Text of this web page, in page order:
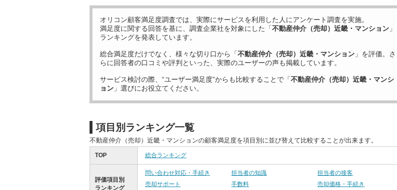
オリコン顧客満足度調査では、実際にサービスを利用した 人にアンケート調査を実施。
満足度に関する回答を基に、調査企業社を対象にした「不動産仲介（売却）近畿・マンション 」
ランキングを発表しています。
総合満足度だけでなく、様々な切り口から「不動産仲介（売却）近畿・マンション 」を評価。さ
らに回答者の口コミや評判といった、実際のユーザーの声も掲載しています。
サービス検討の際、“ユーザー満足度”からも比較することで「不動産仲介（売却）近畿・マンシ
ョン 」選びにお役立てください。
項目別ランキング一覧
不動産仲介（売却）近畿・マンションの顧客満足度を項目別に並び替えて比較することが出来ます。
TOP 総合ランキング
評価項目別
ランキング
問い合わせ対応・手続き 担当者の知識
担当者の接客
売却サポート
手数料
売却価格・手続き